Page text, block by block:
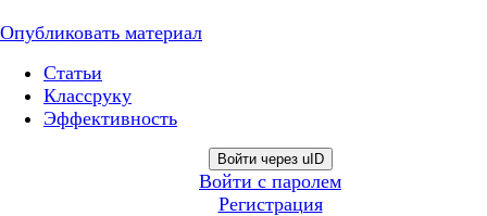
Опубликовать материал
Статьи
Классруку
Эффективность
Войти через uID
Войти с паролем
Регистрация